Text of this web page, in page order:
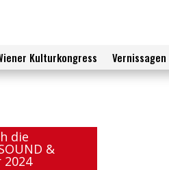
Kulturkongress Vernissagen
die
&
2024